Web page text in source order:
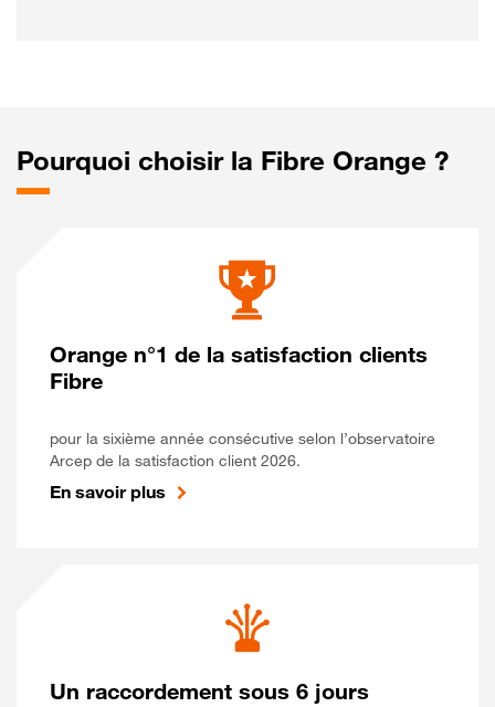
Pourquoi choisir la Fibre Orange ?
Orange n°1 de la satisfaction clients
Fibre
pour la sixième année consécutive selon l’observatoire
Arcep de la satisfaction client 2026.
En savoir plus
Un raccordement sous 6 jours